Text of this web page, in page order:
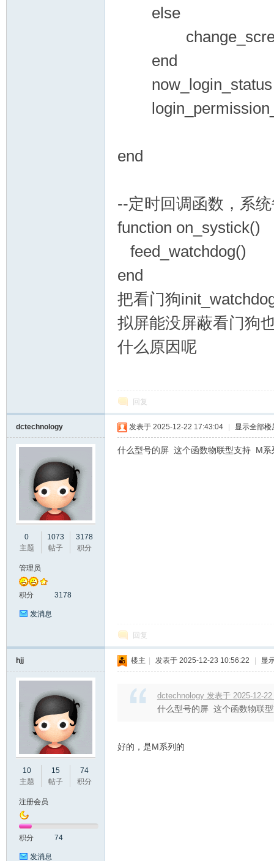
else
end
now_login_status
end
--定时回调函数，系
function on_systick()
feed_watchdog()
end
把看门狗
拟屏能没屏蔽看门狗
什么原因呢
回复
dctechnology
0
主题
1073
帖子
3178
积分
管理员
积分 3178
发消息
发表于 2025-12-22 17:43:04 显示全部楼
什么型号的屏 这个函数物联型支持 M系
回复
hjj
10
主题
15
帖子
74
积分
注册会员
积分 74
发消息
楼主 发表于 2025-12-23 10:56:22 显
dctechnology 发表于 2025-12-22
什么型号的屏 这个函数物联
好的，是M系列的